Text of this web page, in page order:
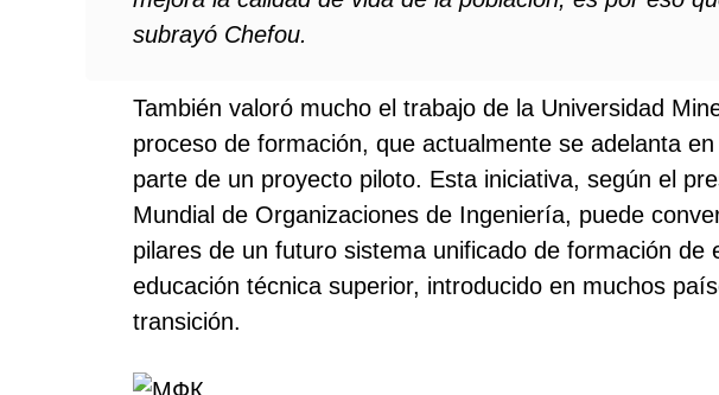
subrayó Chefou.
También valoró mucho el trabajo de la Universidad
proceso de formación, que actualmente se adelanta
parte de un proyecto piloto. Esta iniciativa, según el
Mundial de Organizaciones de Ingeniería, puede
pilares de un futuro sistema unificado de formación de
educación técnica superior, introducido en muchos
transición.